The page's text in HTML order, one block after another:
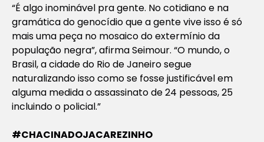
“É algo inominável pra gente. No cotidiano e na
gramática do genocídio que a gente vive isso é só
mais uma peça no mosaico do extermínio da
população negra”, afirma Seimour. “O mundo, o
Brasil, a cidade do Rio de Janeiro segue
naturalizando isso como se fosse justificável em
alguma medida o assassinato de 24 pessoas, 25
incluindo o policial.”
#CHACINADOJACAREZINHO